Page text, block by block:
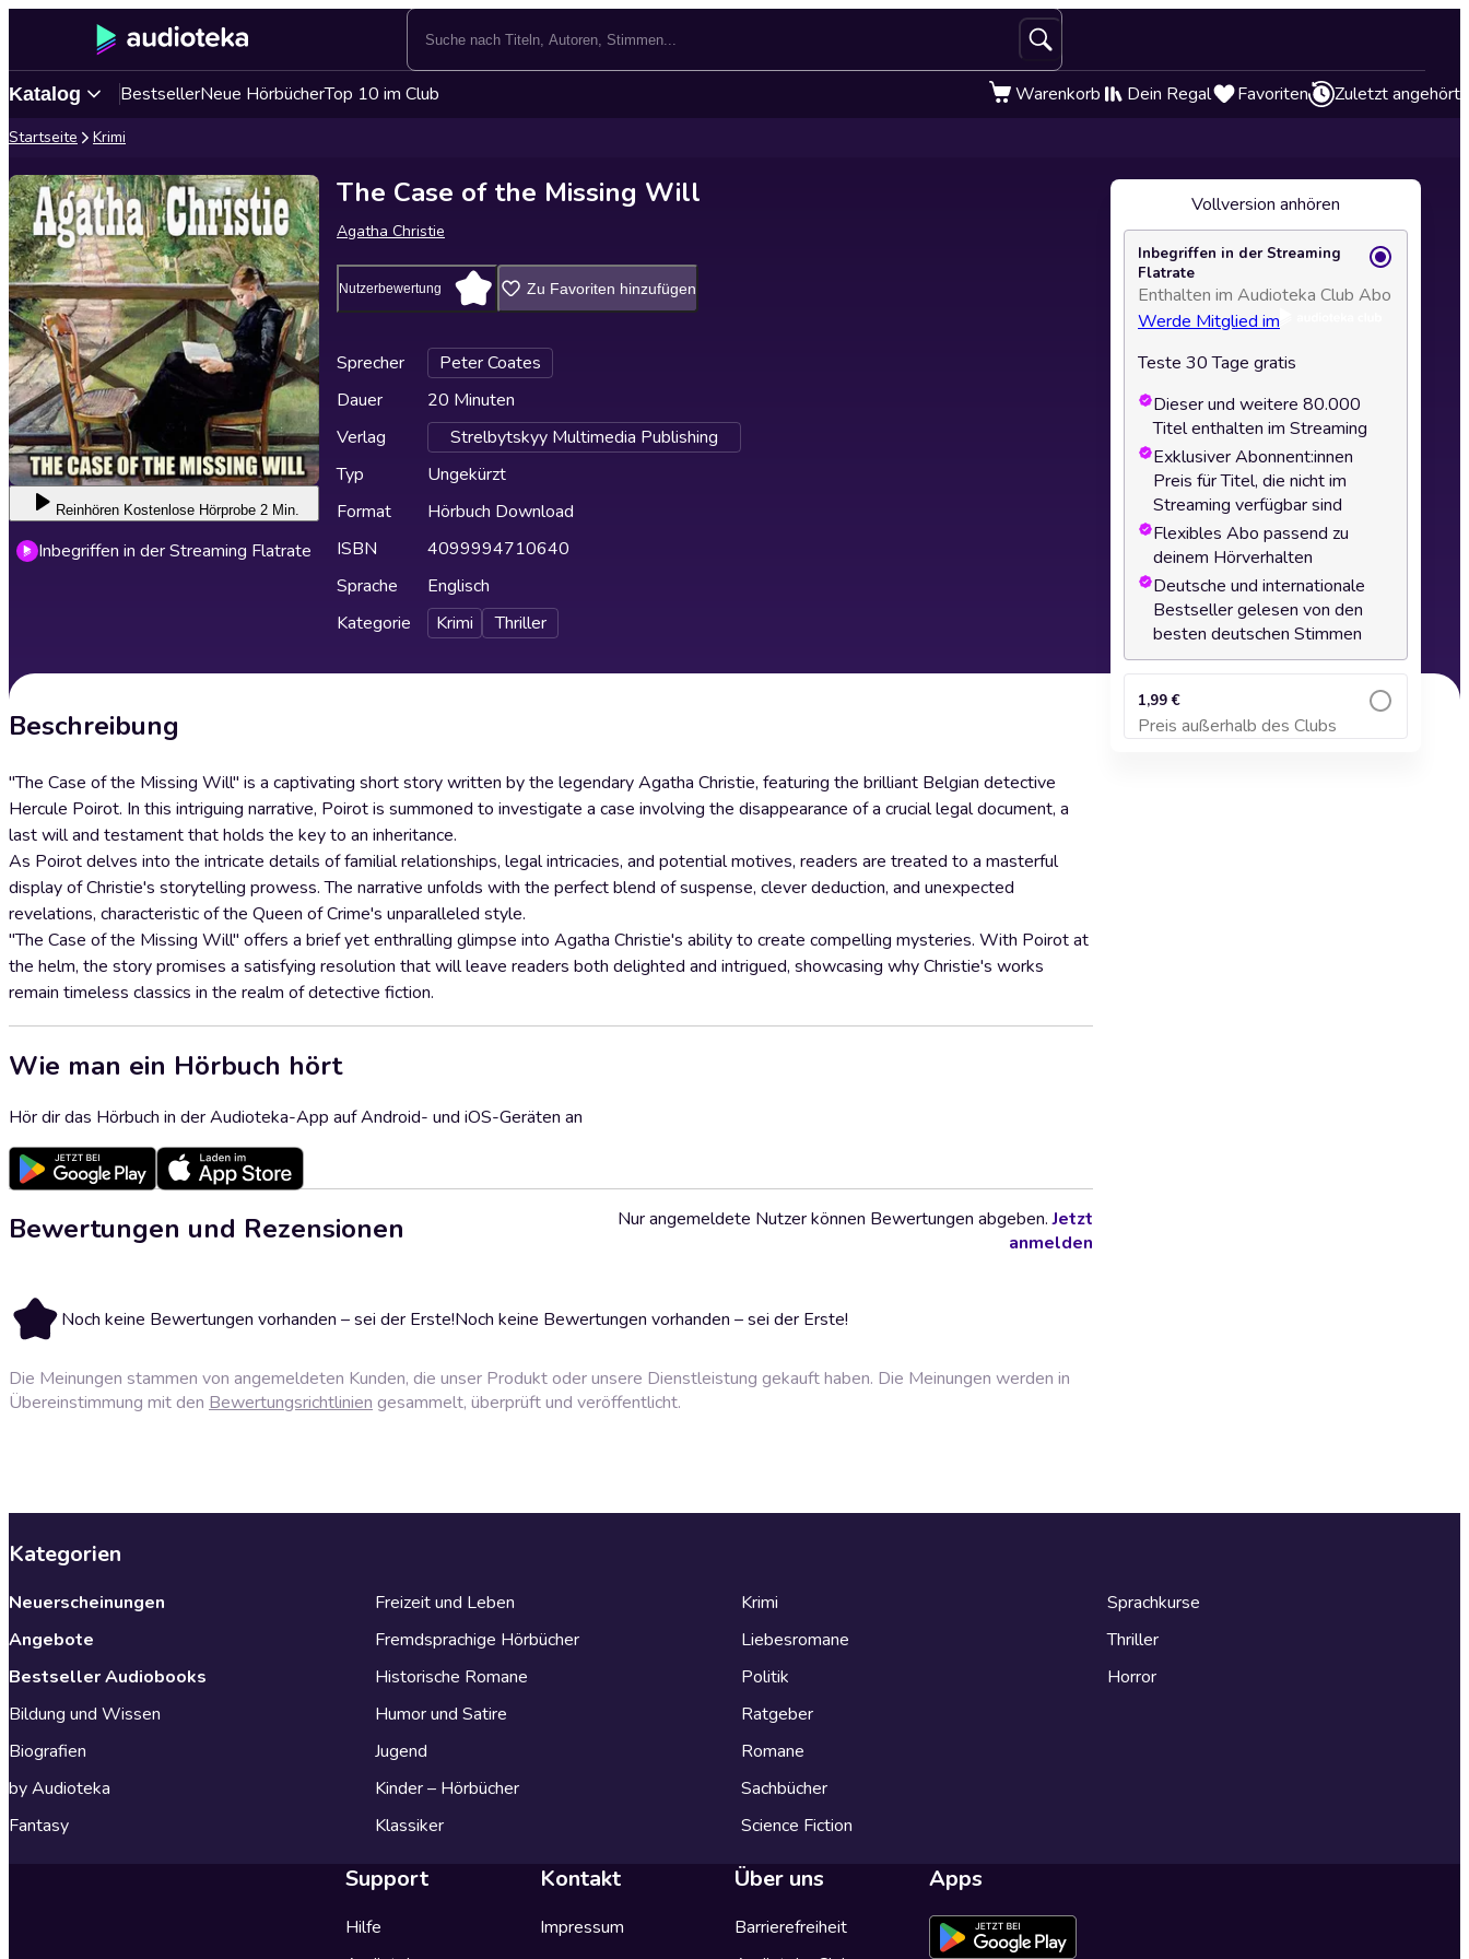
Katalog BestsellerNeue HörbücherTop 10 im Club Warenkorb Dein Regal Favoriten Zuletzt angehört
Startseite Krimi
Reinhören Kostenlose Hörprobe 2 Min.
Inbegriffen in der Streaming Flatrate
The Case of the Missing Will
Agatha Christie
Nutzerbewertung Zu Favoriten hinzufügen
Sprecher
Peter Coates
Dauer
20 Minuten
Verlag
Strelbytskyy Multimedia Publishing
Typ
Ungekürzt
Format
Hörbuch Download
ISBN
4099994710640
Sprache
Englisch
Kategorie
Krimi Thriller
Beschreibung
"The Case of the Missing Will" is a captivating short story written by the legendary Agatha Christie, featuring the brilliant Belgian detective
Hercule Poirot. In this intriguing narrative, Poirot is summoned to investigate a case involving the disappearance of a crucial legal document, a
last will and testament that holds the key to an inheritance.
As Poirot delves into the intricate details of familial relationships, legal intricacies, and potential motives, readers are treated to a masterful
display of Christie's storytelling prowess. The narrative unfolds with the perfect blend of suspense, clever deduction, and unexpected
revelations, characteristic of the Queen of Crime's unparalleled style.
"The Case of the Missing Will" offers a brief yet enthralling glimpse into Agatha Christie's ability to create compelling mysteries. With Poirot at
the helm, the story promises a satisfying resolution that will leave readers both delighted and intrigued, showcasing why Christie's works
remain timeless classics in the realm of detective fiction.
Wie man ein Hörbuch hört
Hör dir das Hörbuch in der Audioteka-App auf Android- und iOS-Geräten an
Bewertungen und Rezensionen
Noch keine Bewertungen vorhanden – sei der Erste!Noch keine Bewertungen vorhanden – sei der Erste!
Nur angemeldete Nutzer können Bewertungen abgeben.Jetzt
anmelden
Die Meinungen stammen von angemeldeten Kunden, die unser Produkt oder unsere Dienstleistung gekauft haben. Die Meinungen werden in
Übereinstimmung mit den Bewertungsrichtlinien gesammelt, überprüft und veröffentlicht.
Vollversion anhören
Inbegriffen in der Streaming
Flatrate
Enthalten im Audioteka Club Abo
Werde Mitglied im
Teste 30 Tage gratis
Dieser und weitere 80.000
Titel enthalten im Streaming
Exklusiver Abonnent:innen
Preis für Titel, die nicht im
Streaming verfügbar sind
Flexibles Abo passend zu
deinem Hörverhalten
Deutsche und internationale
Bestseller gelesen von den
besten deutschen Stimmen
1,99 €
Preis außerhalb des Clubs
Zum Warenkorb hinzufügen
Kategorien
Neuerscheinungen
Angebote
Bestseller Audiobooks
Bildung und Wissen
Biografien
by Audioteka
Fantasy
Freizeit und Leben
Fremdsprachige Hörbücher
Historische Romane
Humor und Satire
Jugend
Kinder – Hörbücher
Klassiker
Krimi
Liebesromane
Politik
Ratgeber
Romane
Sachbücher
Science Fiction
Sprachkurse
Thriller
Horror
Support
Hilfe
Kontakt
Impressum
Über uns
Barrierefreiheit
Apps